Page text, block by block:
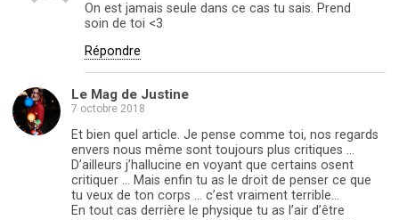
On est jamais seule dans ce cas tu sais. Prend
soin de toi <3
Répondre
Le Mag de Justine
7 octobre 2018
Et bien quel article. Je pense comme toi, nos regards
envers nous même sont toujours plus critiques …
D’ailleurs j’hallucine en voyant que certains osent
critiquer … Mais enfin tu as le droit de penser ce que
tu veux de ton corps … c’est vraiment terrible…
En tout cas derrière le physique tu as l’air d’être